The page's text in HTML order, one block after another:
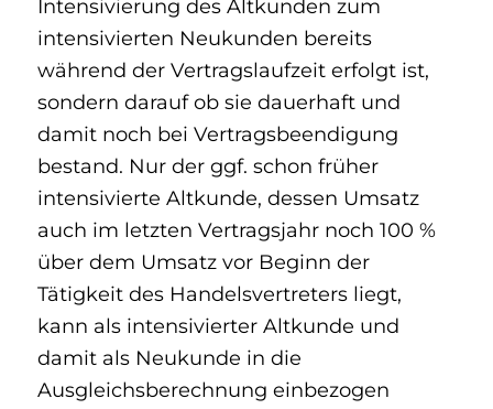
Intensivierung des Altkunden zum
intensivierten Neukunden bereits
während der Vertragslaufzeit erfolgt ist,
sondern darauf ob sie dauerhaft und
damit noch bei Vertragsbeendigung
bestand. Nur der ggf. schon früher
intensivierte Altkunde, dessen Umsatz
auch im letzten Vertragsjahr noch 100 %
über dem Umsatz vor Beginn der
Tätigkeit des Handelsvertreters liegt,
kann als intensivierter Altkunde und
damit als Neukunde in die
Ausgleichsberechnung einbezogen